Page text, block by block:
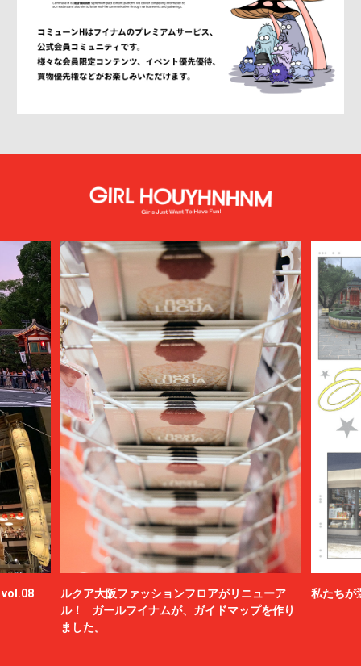
vol.08
ルクア大阪ファッションフロアがリニューア
ル！ ガールフイナムが、ガイドマップを作り
ました。
私たちが